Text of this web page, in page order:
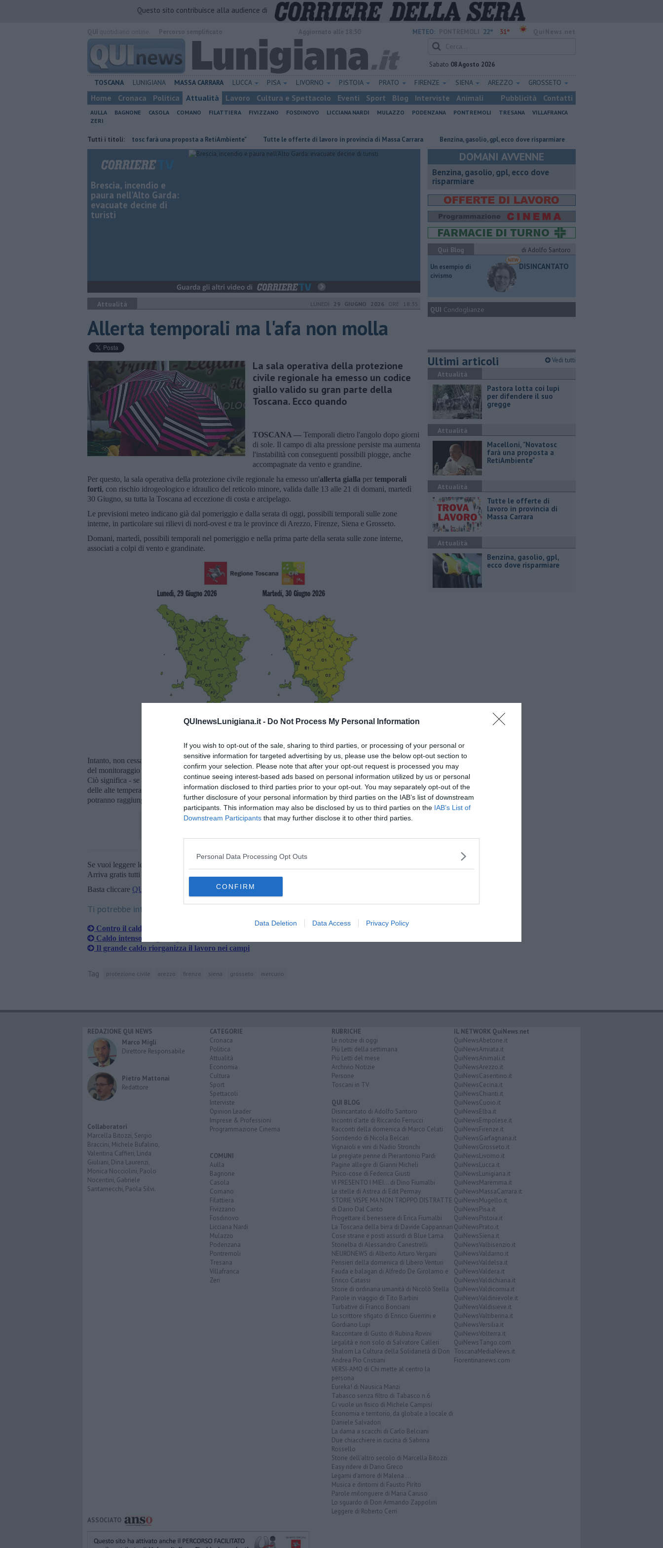
QUInewsLunigiana.it - Do Not Process My Personal Information
If you wish to opt-out of the sale, sharing to third parties, or processing of your personal or
sensitive information for targeted advertising by us, please use the below opt-out section to
confirm your selection. Please note that after your opt-out request is processed you may
continue seeing interest-based ads based on personal information utilized by us or personal
information disclosed to third parties prior to your opt-out. You may separately opt-out of the
further disclosure of your personal information by third parties on the IAB’s list of downstream
participants. This information may also be disclosed by us to third parties on the IAB’s List of
Downstream Participants that may further disclose it to other third parties.
Personal Data Processing Opt Outs
CONFIRM
Data Deletion Data Access Privacy Policy
Questo sito contribuisce alla audience di
METEO: 22° 31°
Sabato 08 Agosto 2026
TOSCANA LUNIGIANA MASSA CARRARA LUCCA PISA LIVORNO PISTOIA PRATO FIRENZE SIENA AREZZO GROSSETO
Home Cronaca Politica Attualità Lavoro Cultura e Spettacolo Eventi Sport Blog Interviste Animali Pubblicità Contatti
AULLA BAGNONE CASOLA COMANO FILATTIERA FIVIZZANO FOSDINOVO LICCIANA NARDI MULAZZO PODENZANA PONTREMOLI TRESANA
VILLAFRANCA
ZERI
Tutti i titoli:
Macelloni, "Novatosc farà una proposta a RetiAmbiente" ​Tutte le offerte di lavoro in provincia di Massa Carrara ​Benzina, gasolio, gpl, ecco dove risparmiare Pastora lotta coi lupi per difendere
Brescia, incendio e
paura nell'Alto Garda:
evacuate decine di
turisti
Attualità LUNEDÌ 29 GIUGNO 2026 ORE 18:35
Allerta temporali ma l'afa non molla
La sala operativa della protezione
civile regionale ha emesso un codice
giallo valido su gran parte della
Toscana. Ecco quando
TOSCANA — Temporali dietro l'angolo dopo giorni
di sole. Il campo di alta pressione persiste ma aumenta
l'instabilità con conseguenti possibili piogge, anche
accompagnate da vento e grandine.
Per questo, la sala operativa della protezione civile regionale ha emesso un'allerta gialla per temporali
forti, con rischio idrogeologico e idraulico del reticolo minore, valida dalle 13 alle 21 di domani, martedì
30 Giugno, su tutta la Toscana ad eccezione di costa e arcipelago.
Le previsioni meteo indicano già dal pomeriggio e dalla serata di oggi, possibili temporali sulle zone
interne, in particolare sui rilievi di nord-ovest e tra le province di Arezzo, Firenze, Siena e Grosseto.
Domani, martedì, possibili temporali nel pomeriggio e nella prima parte della serata sulle zone interne,
associati a colpi di vento e grandinate.
Intanto, non cessa ancora la massima allerta per il caldo a Firenze. Il nuovo bollettino elaborato nell'ambito
del monitoraggio estivo del
Ministero della saluteestende fino a mercoledì 1 Luglio il livello 3 di allerta.
Ciò significa - se le previsioni saranno confermate-12 giorni consecutivi in codice rossoper gli effetti
delle alte temperature sulla salute. Nelle ore centrali delle giornata, anche domani le colonnine di mercurio
potranno raggiungere i 39 gradi e 35 mercoledì, con massime percepite dai 37 ai 39 gradi.
Se vuoi leggere le notizie principali della Toscana iscriviti alla
Arriva gratis tutti i giorni alle 20:00 direttamente nella tua casella di posta.
Basta cliccare QUI
Ti potrebbe interessare anche:
Contro il caldo città più verdi per legge
Caldo intenso, 34 gradi già alle 10 del mattino
Il grande caldo riorganizza il lavoro nei campi
Tag protezione civile arezzo firenze siena grosseto mercurio
DOMANI AVVENNE
​Benzina, gasolio, gpl, ecco dove
risparmiare
Qui Blog
di Adolfo Santoro
​Un esempio di
civismo
DISINCANTATO
QUI Condoglianze
Ultimi articoli Vedi tutti
Attualità
Pastora lotta coi lupi
per difendere il suo
gregge
Attualità
Macelloni, "Novatosc
farà una proposta a
RetiAmbiente"
Attualità
​Tutte le offerte di
lavoro in provincia di
Massa Carrara
Attualità
​Benzina, gasolio, gpl,
ecco dove risparmiare
REDAZIONE QUI NEWS
Marco Migli
Direttore Responsabile
Pietro Mattonai
Redattore
Collaboratori
Marcella Bitozzi, Sergio
Braccini, Michele Bufalino,
Valentina Caffieri, Linda
Giuliani, Dina Laurenzi,
Monica Nocciolini, Paolo
Nocentini, Gabriele
Santarnecchi, Paola Silvi.
CATEGORIE
Cronaca
Politica
Attualità
Economia
Cultura
Sport
Spettacoli
Interviste
Opinion Leader
Imprese & Professioni
Programmazione Cinema
COMUNI
Aulla
Bagnone
Casola
Comano
Filattiera
Fivizzano
Fosdinovo
Licciana Nardi
Mulazzo
Podenzana
Pontremoli
Tresana
Villafranca
Zeri
RUBRICHE
Le notizie di oggi
Più Letti della settimana
Più Letti del mese
Archivio Notizie
Persone
Toscani in TV
QUI BLOG
Disincantato di Adolfo Santoro
Incontri d'arte di Riccardo Ferrucci
Racconti della domenica di Marco Celati
Sorridendo di Nicola Belcari
Vignaioli e vini di Nadio Stronchi
Le pregiate penne di Pierantonio Pardi
Pagine allegre di Gianni Micheli
Psico-cose di Federica Giusti
VI PRESENTO I MIEI... di Dino Fiumalbi
Le stelle di Astrea di Edit Permay
STORIE VISPE MA NON TROPPO DISTRATTE
di Dario Dal Canto
Progettare il benessere di Erica Fiumalbi
La Toscana della birra di Davide Cappannari
Cose strane e posti assurdi di Blue Lama
Storielba di Alessandro Canestrelli
NEURONEWS di Alberto Arturo Vergani
Pensieri della domenica di Libero Venturi
Fauda e balagan di Alfredo De Girolamo e
Enrico Catassi
Storie di ordinaria umanità di Nicolò Stella
Parole in viaggio di Tito Barbini
Turbative di Franco Bonciani
Lo scrittore sfigato di Enrico Guerrini e
Gordiano Lupi
Raccontare di Gusto di Rubina Rovini
Legalità e non solo di Salvatore Calleri
Shalom La Cultura della Solidarietà di Don
Andrea Pio Cristiani
VERSI-AMO di Chi mette al centro la
persona
Eureka! di Nausica Manzi
Tabasco senza filtro di Tabasco n.6
Ci vuole un fisico di Michele Campisi
Economia e territorio, da globale a locale di
Daniele Salvadori
La dama a scacchi di Carlo Belciani
Due chiacchiere in cucina di Sabrina
Rossello
Storie dell'altro secolo di Marcella Bitozzi
Easy ridere di Dario Greco
Legami d'amore di Malena ...
Musica e dintorni di Fausto Pirìto
Parole milonguere di Maria Caruso
Lo sguardo di Don Armando Zappolini
Leggere di Roberto Cerri
IL NETWORK QuiNews.net
QuiNewsAbetone.it
QuiNewsAmiata.it
QuiNewsAnimali.it
QuiNewsArezzo.it
QuiNewsCasentino.it
QuiNewsCecina.it
QuiNewsChianti.it
QuiNewsCuoio.it
QuiNewsElba.it
QuiNewsEmpolese.it
QuiNewsFirenze.it
QuiNewsGarfagnana.it
QuiNewsGrosseto.it
QuiNewsLivorno.it
QuiNewsLucca.it
QuiNewsLunigiana.it
QuiNewsMaremma.it
QuiNewsMassaCarrara.it
QuiNewsMugello.it
QuiNewsPisa.it
QuiNewsPistoia.it
QuiNewsPrato.it
QuiNewsSiena.it
QuiNewsValbisenzio.it
QuiNewsValdarno.it
QuiNewsValdelsa.it
QuiNewsValdera.it
QuiNewsValdichiana.it
QuiNewsValdicornia.it
QuiNewsValdinievole.it
QuiNewsValdisieve.it
QuiNewsValtiberina.it
QuiNewsVersilia.it
QuiNewsVolterra.it
QuiNewsTango.com
ToscanaMediaNews.it
Fiorentinanews.com
ASSOCIATO